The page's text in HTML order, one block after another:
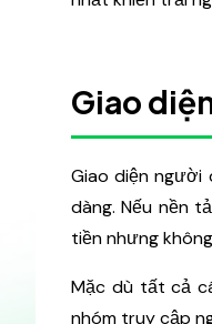
Giao
Giao diện
dàng. Nếu nền
tiền nhưng
Mặc dù tất cả
nhóm truy cập